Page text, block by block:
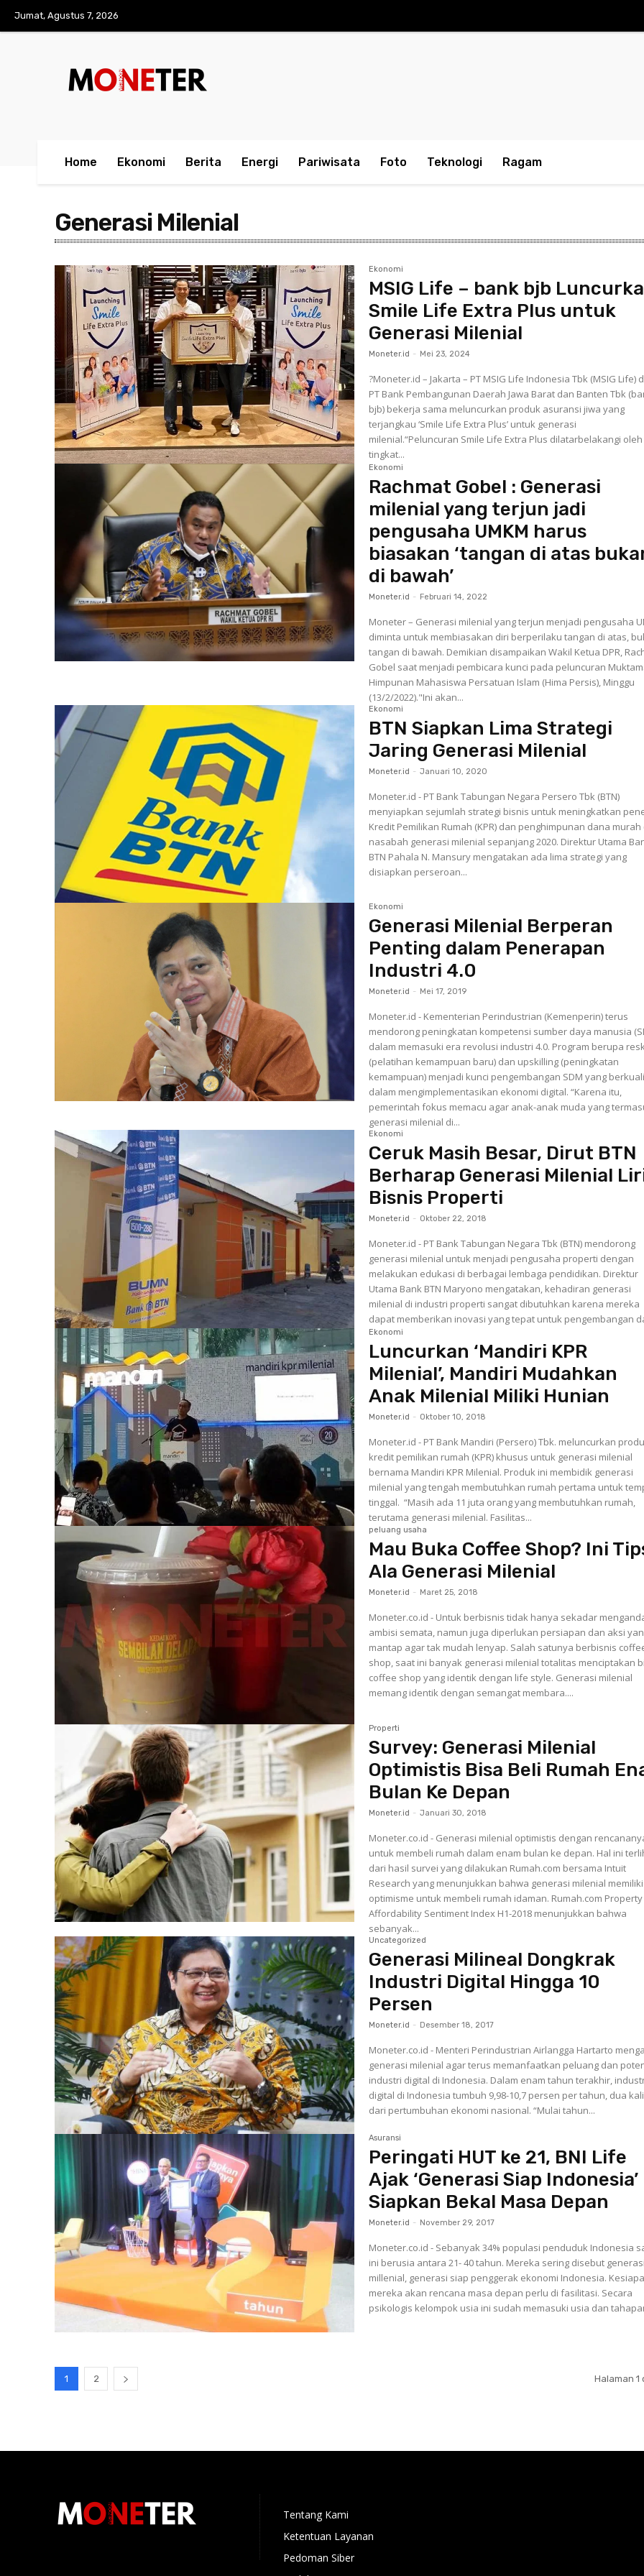
Jumat, Agustus 7, 2026
Home Ekonomi Berita Energi Pariwisata Foto Teknologi Ragam
Generasi Milenial
Ekonomi
MSIG Life – bank bjb
Smile Life Extra Plus untuk
Generasi Milenial
Moneter.id - Mei 23, 2024
?Moneter.id – Jakarta – PT MSIG Life Indonesia Tbk (MSIG Life)
PT Bank Pembangunan Daerah Jawa Barat dan Banten Tbk
bjb) bekerja sama meluncurkan produk asuransi jiwa yang
terjangkau ‘Smile Life Extra Plus’ untuk generasi
milenial.“Peluncuran Smile Life Extra Plus dilatarbelakangi oleh
tingkat...
Ekonomi
Rachmat Gobel : Generasi
milenial yang terjun jadi
pengusaha UMKM harus
biasakan ‘tangan di atas
di bawah’
Moneter.id - Februari 14, 2022
Moneter – Generasi milenial yang terjun menjadi pengusaha
diminta untuk membiasakan diri berperilaku tangan di atas,
tangan di bawah. Demikian disampaikan Wakil Ketua DPR,
Gobel saat menjadi pembicara kunci pada peluncuran
Himpunan Mahasiswa Persatuan Islam (Hima Persis), Minggu
(13/2/2022)."Ini akan...
Ekonomi
BTN Siapkan Lima Strategi
Jaring Generasi Milenial
Moneter.id - Januari 10, 2020
Moneter.id - PT Bank Tabungan Negara Persero Tbk (BTN)
menyiapkan sejumlah strategi bisnis untuk meningkatkan
Kredit Pemilikan Rumah (KPR) dan penghimpunan dana murah
nasabah generasi milenial sepanjang 2020. Direktur Utama Bank
BTN Pahala N. Mansury mengatakan ada lima strategi yang
disiapkan perseroan...
Ekonomi
Generasi Milenial Berperan
Penting dalam Penerapan
Industri 4.0
Moneter.id - Mei 17, 2019
Moneter.id - Kementerian Perindustrian (Kemenperin) terus
mendorong peningkatan kompetensi sumber daya manusia
dalam memasuki era revolusi industri 4.0. Program berupa
(pelatihan kemampuan baru) dan upskilling (peningkatan
kemampuan) menjadi kunci pengembangan SDM yang
dalam mengimplementasikan ekonomi digital. “Karena itu,
pemerintah fokus memacu agar anak-anak muda yang
generasi milenial di...
Ekonomi
Ceruk Masih Besar, Dirut BTN
Berharap Generasi Milenial
Bisnis Properti
Moneter.id - Oktober 22, 2018
Moneter.id - PT Bank Tabungan Negara Tbk (BTN) mendorong
generasi milenial untuk menjadi pengusaha properti dengan
melakukan edukasi di berbagai lembaga pendidikan. Direktur
Utama Bank BTN Maryono mengatakan, kehadiran generasi
milenial di industri properti sangat dibutuhkan karena mereka
dapat memberikan inovasi yang tepat untuk pengembangan
Ekonomi
Luncurkan ‘Mandiri KPR
Milenial’, Mandiri Mudahkan
Anak Milenial Miliki Hunian
Moneter.id - Oktober 10, 2018
Moneter.id - PT Bank Mandiri (Persero) Tbk. meluncurkan
kredit pemilikan rumah (KPR) khusus untuk generasi milenial
bernama Mandiri KPR Milenial. Produk ini membidik generasi
milenial yang tengah membutuhkan rumah pertama untuk
tinggal. “Masih ada 11 juta orang yang membutuhkan rumah,
terutama generasi milenial. Fasilitas...
peluang usaha
Mau Buka Coffee Shop? Ini
Ala Generasi Milenial
Moneter.id - Maret 25, 2018
Moneter.co.id - Untuk berbisnis tidak hanya sekadar
ambisi semata, namun juga diperlukan persiapan dan aksi
mantap agar tak mudah lenyap. Salah satunya berbisnis
shop, saat ini banyak generasi milenial totalitas menciptakan
coffee shop yang identik dengan life style. Generasi milenial
memang identik dengan semangat membara....
Properti
Survey: Generasi Milenial
Optimistis Bisa Beli Rumah
Bulan Ke Depan
Moneter.id - Januari 30, 2018
Moneter.co.id - Generasi milenial optimistis dengan
untuk membeli rumah dalam enam bulan ke depan. Hal ini
dari hasil survei yang dilakukan Rumah.com bersama Intuit
Research yang menunjukkan bahwa generasi milenial memiliki
optimisme untuk membeli rumah idaman. Rumah.com Property
Affordability Sentiment Index H1-2018 menunjukkan bahwa
sebanyak...
Uncategorized
Generasi Milineal Dongkrak
Industri Digital Hingga 10
Persen
Moneter.id - Desember 18, 2017
Moneter.co.id - Menteri Perindustrian Airlangga Hartarto
generasi milenial agar terus memanfaatkan peluang dan
industri digital di Indonesia. Dalam enam tahun terakhir,
digital di Indonesia tumbuh 9,98-10,7 persen per tahun, dua
dari pertumbuhan ekonomi nasional. “Mulai tahun...
Asuransi
Peringati HUT ke 21, BNI Life
Ajak ‘Generasi Siap Indonesia’
Siapkan Bekal Masa Depan
Moneter.id - November 29, 2017
Moneter.co.id - Sebanyak 34% populasi penduduk Indonesia
ini berusia antara 21- 40 tahun. Mereka sering disebut generasi
millenial, generasi siap penggerak ekonomi Indonesia.
mereka akan rencana masa depan perlu di fasilitasi. Secara
psikologis kelompok usia ini sudah memasuki usia dan
1 2 Halaman 1
Tentang Kami
Ketentuan Layanan
Pedoman Siber